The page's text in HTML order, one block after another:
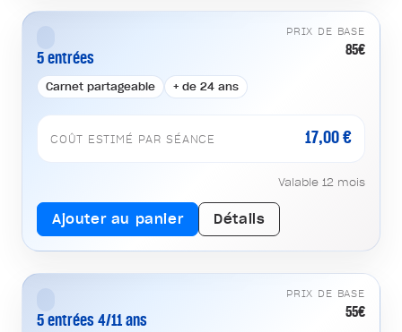
5 entrées
PRIX DE BASE
85€
Carnet partageable + de 24 ans
COÛT ESTIMÉ PAR SÉANCE 17,00 €
Valable 12 mois
Ajouter au panier Détails
5 entrées 4/11 ans
PRIX DE BASE
55€